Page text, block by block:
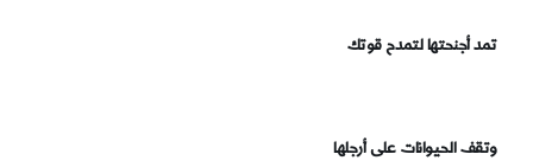
تمد أجنحتها لتمدح قوتك
وتقف الحيوانات على أرجلها